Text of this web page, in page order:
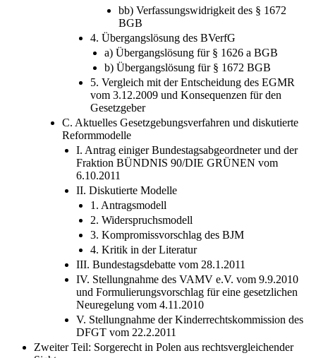
aa) Verfassungswidrigkeit des § 1626 a
BGB
bb) Verfassungswidrigkeit des § 1672
BGB
4. Übergangslösung des BVerfG
a) Übergangslösung für § 1626 a BGB
b) Übergangslösung für § 1672 BGB
5. Vergleich mit der Entscheidung des EGMR
vom 3.12.2009 und Konsequenzen für den
Gesetzgeber
C. Aktuelles Gesetzgebungsverfahren und diskutierte
Reformmodelle
I. Antrag einiger Bundestagsabgeordneter und der
Fraktion BÜNDNIS 90/DIE GRÜNEN vom
6.10.2011
II. Diskutierte Modelle
1. Antragsmodell
2. Widerspruchsmodell
3. Kompromissvorschlag des BJM
4. Kritik in der Literatur
III. Bundestagsdebatte vom 28.1.2011
IV. Stellungnahme des VAMV e.V. vom 9.9.2010
und Formulierungsvorschlag für eine gesetzlichen
Neuregelung vom 4.11.2010
V. Stellungnahme der Kinderrechtskommission des